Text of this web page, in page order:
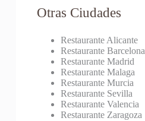
Otras Ciudades
Restaurante Alicante
Restaurante Barcelona
Restaurante Madrid
Restaurante Malaga
Restaurante Murcia
Restaurante Sevilla
Restaurante Valencia
Restaurante Zaragoza